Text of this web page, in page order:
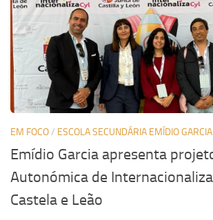
EM FOCO/ ESCOLA SECUNDÁRIA EMÍDIO GARCIA
Emídio Garcia apresenta
Autonómica de
Castela e Leão